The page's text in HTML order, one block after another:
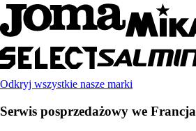
Odkryj wszystkie nasze marki
Serwis posprzedażowy we Francja